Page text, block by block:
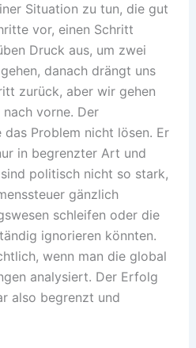
Situation zu tun, die gut
vor, einen Schritt
Druck aus, um zwei
danach drängt uns
zurück, aber wir gehen
vorne. Der
Problem nicht lösen. Er
in begrenzter Art und
politisch nicht so stark,
gänzlich
schleifen oder die
ignorieren könnten.
wenn man die global
analysiert. Der Erfolg
also begrenzt und